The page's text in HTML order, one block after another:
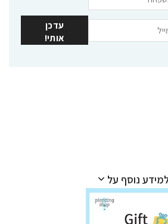
עדכן
אותי!
נוסף על